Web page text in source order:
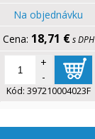
Na objednávku
18,71 € s DPH
+
-
Kód: 397210004023F